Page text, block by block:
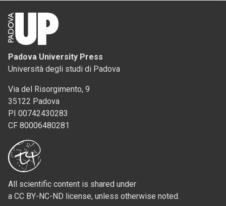
Padova University Press
Università degli studi di Padova
Via del Risorgimento, 9
35122 Padova
PI 00742430283
CF 80006480281
All scientific content is shared under
a CC BY-NC-ND license, unless otherwise noted.